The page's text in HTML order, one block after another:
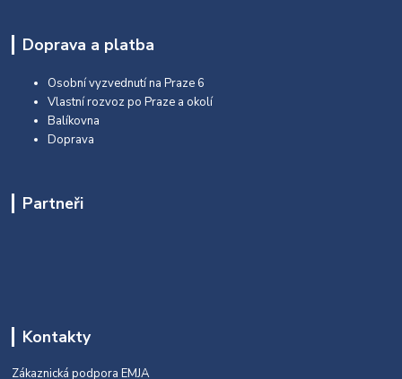
Doprava a platba
Osobní vyzvednutí na Praze 6
Vlastní rozvoz po Praze a okolí
Balíkovna
Doprava
Partneři
Kontakty
Zákaznická podpora EMJA